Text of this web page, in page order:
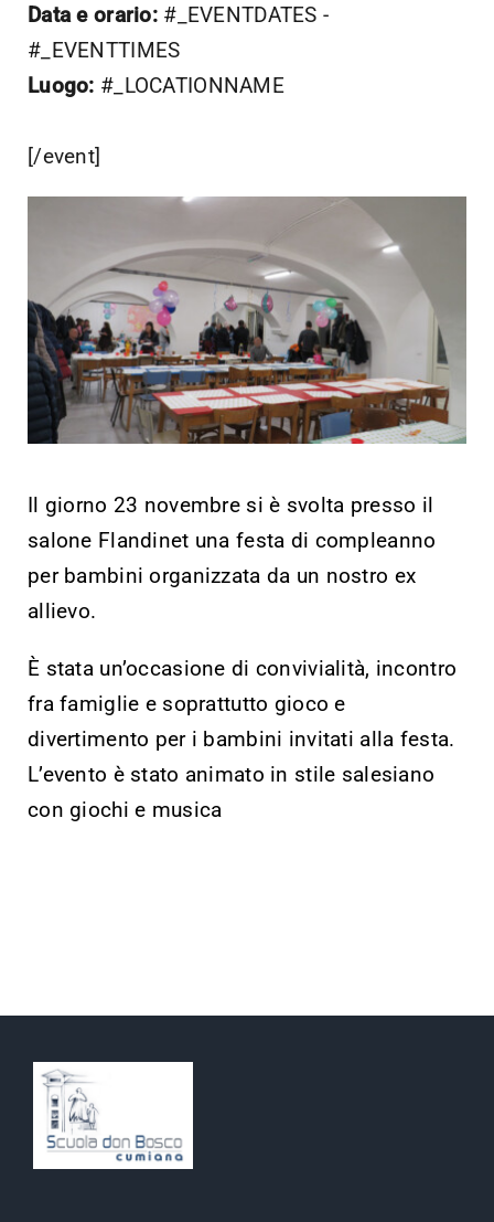
Data e orario: #_EVENTDATES -
#_EVENTTIMES
Luogo: #_LOCATIONNAME
[/event]
Il giorno 23 novembre si è svolta presso il
salone Flandinet una festa di compleanno
per bambini organizzata da un nostro ex
allievo.
È stata un’occasione di convivialità, incontro
fra famiglie e soprattutto gioco e
divertimento per i bambini invitati alla festa.
L’evento è stato animato in stile salesiano
con giochi e musica